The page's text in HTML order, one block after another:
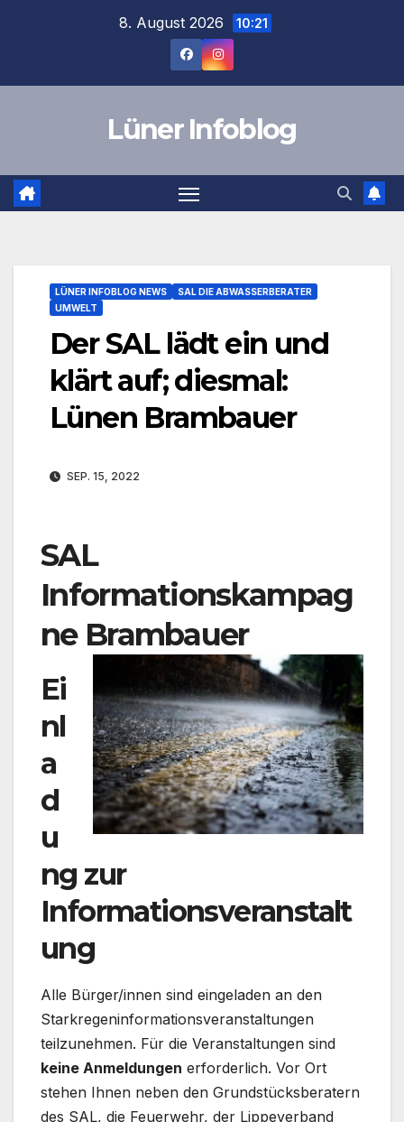
8. August 2026 10:21
Lüner Infoblog
LÜNER INFOBLOG NEWS
SAL DIE ABWASSERBERATER
UMWELT
Der SAL lädt ein und
klärt auf; diesmal:
Lünen Brambauer
SEP. 15, 2022
SAL
Informationskampag
ne Brambauer
Ei
nl
a
d
u
ng zur
Informationsveranstalt
ung
Alle Bürger/innen sind eingeladen an den
Starkregeninformationsveranstaltungen
teilzunehmen. Für die Veranstaltungen sind
keine Anmeldungen erforderlich. Vor Ort
stehen Ihnen neben den Grundstücksberatern
des SAL, die Feuerwehr, der Lippeverband